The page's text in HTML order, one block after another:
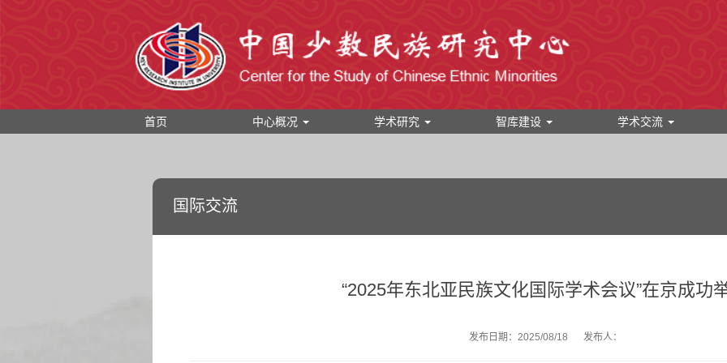
首页 中心概况 学术研究 智库建设 学术交流
国际交流
“2025年东北亚民族文化国际学术会议”在京成功
发布日期：2025/08/18 发布人：